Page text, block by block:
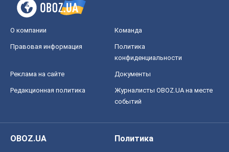
О компании Команда
Правовая информация
Политика
конфиденциальности
Реклама на сайте Документы
Редакционная политика
Журналисты OBOZ.UA на месте
событий
OBOZ.UA
Политика